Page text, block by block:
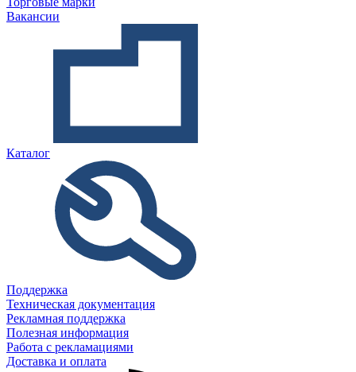
Вакансии
Каталог
Поддержка
Техническая документация
Рекламная поддержка
Полезная информация
Работа с рекламациями
Доставка и оплата